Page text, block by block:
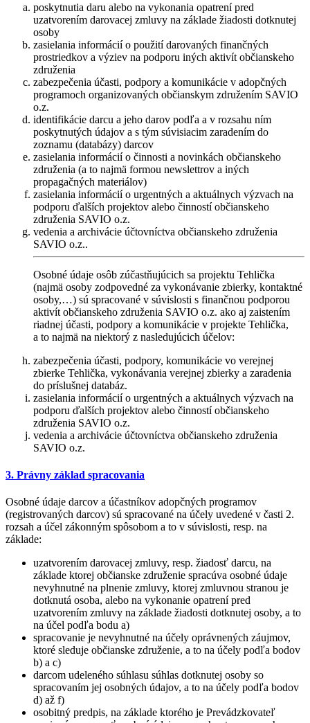
poskytnutia daru alebo na vykonania opatrení pred
uzatvorením darovacej zmluvy na základe žiadosti dotknutej
osoby
zasielania informácií o použití darovaných finančných
prostriedkov a výziev na podporu iných aktivít občianskeho
združenia
zabezpečenia účasti, podpory a komunikácie v adopčných
programoch organizovaných občianskym združením SAVIO
o.z.
identifikácie darcu a jeho darov podľa a v rozsahu ním
poskytnutých údajov a s tým súvisiacim zaradením do
zoznamu (databázy) darcov
zasielania informácií o činnosti a novinkách občianskeho
združenia (a to najmä formou newslettrov a iných
propagačných materiálov)
zasielania informácií o urgentných a aktuálnych výzvach na
podporu ďalších projektov alebo činností občianskeho
združenia SAVIO o.z.
vedenia a archivácie účtovníctva občianskeho združenia
SAVIO o.z..
Osobné údaje osôb zúčastňujúcich sa projektu Tehlička
(najmä osoby zodpovedné za vykonávanie zbierky, kontaktné
osoby,…) sú spracované v súvislosti s finančnou podporou
aktivít občianskeho združenia SAVIO o.z. ako aj zaistením
riadnej účasti, podpory a komunikácie v projekte Tehlička,
a to najmä na niektorý z nasledujúcich účelov:
zabezpečenia účasti, podpory, komunikácie vo verejnej
zbierke Tehlička, vykonávania verejnej zbierky a zaradenia
do príslušnej databáz.
zasielania informácií o urgentných a aktuálnych výzvach na
podporu ďalších projektov alebo činností občianskeho
združenia SAVIO o.z.
vedenia a archivácie účtovníctva občianskeho združenia
SAVIO o.z.
3. Právny základ spracovania
Osobné údaje darcov a účastníkov adopčných programov
(registrovaných darcov) sú spracované na účely uvedené v časti 2.
rozsah a účel zákonným spôsobom a to v súvislosti, resp. na
základe:
uzatvorením darovacej zmluvy, resp. žiadosť darcu, na
základe ktorej občianske združenie spracúva osobné údaje
nevyhnutné na plnenie zmluvy, ktorej zmluvnou stranou je
dotknutá osoba, alebo na vykonanie opatrení pred
uzatvorením zmluvy na základe žiadosti dotknutej osoby, a to
na účel podľa bodu a)
spracovanie je nevyhnutné na účely oprávnených záujmov,
ktoré sleduje občianske združenie, a to na účely podľa bodov
b) a c)
darcom udeleného súhlasu súhlas dotknutej osoby so
spracovaním jej osobných údajov, a to na účely podľa bodov
d) až f)
osobitný predpis, na základe ktorého je Prevádzkovateľ